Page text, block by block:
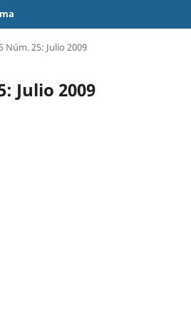
Núm. 25: Julio 2009
Julio 2009